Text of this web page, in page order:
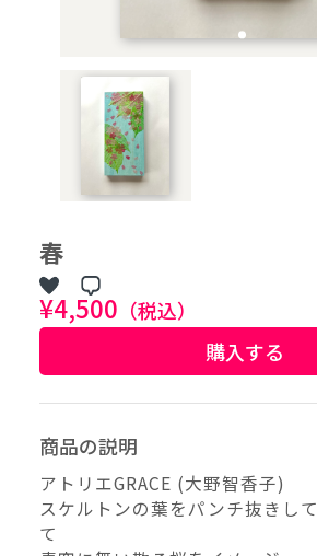
例：作品名 / アーティスト名 / @ユーザー名 / タグ
アーティストタグ
価格（指定）
サイズ（mm）
–
春
¥4,500 （税込）
購入する
商品の説明
アトリエGRACE (大野智香子)
スケルトンの葉をパンチ抜きし
て